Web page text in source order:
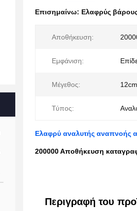
Επισημαίνω: Ελαφρύς
Αποθήκευση:
Εμφάνιση:
Μέγεθος:
Τύπος:
Ελαφρύ αναλυτής αναπνοής
200000 Αποθήκευση
Περιγραφή του